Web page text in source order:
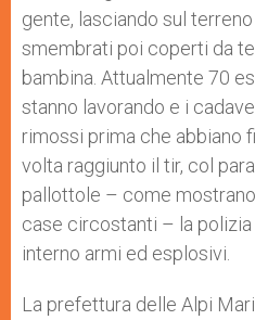
gente, lasciando sul
smembrati poi coperti da
bambina. Attualmente 70
stanno lavorando e i
rimossi prima che abbiano
volta raggiunto il tir, col
pallottole – come
case circostanti – la
interno armi ed esplosivi.
La prefettura delle Alpi